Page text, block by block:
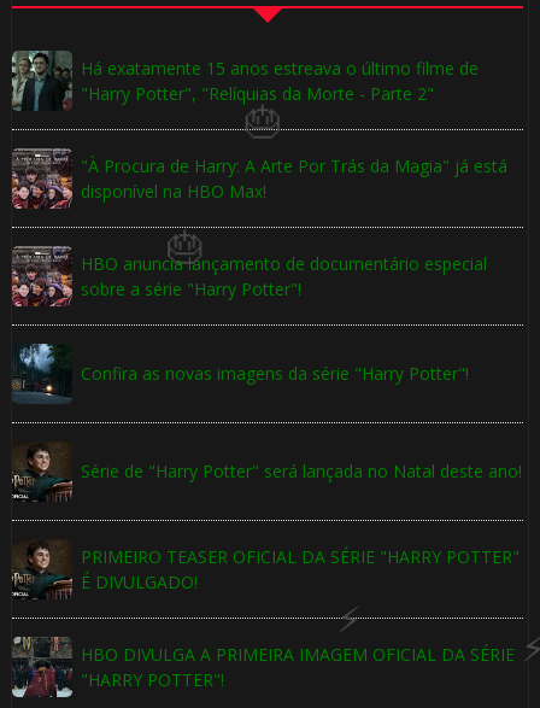
Há exatamente 15 anos estreava o último filme de
"Harry Potter", "Relíquias da Morte - Parte 2"
"À Procura de Harry: A Arte Por Trás da Magia" já está
disponível na HBO Max!
HBO anuncia lançamento de documentário especial
sobre a série "Harry Potter"!
Confira as novas imagens da série "Harry Potter"!
Série de "Harry Potter" será lançada no Natal deste ano!
PRIMEIRO TEASER OFICIAL DA SÉRIE "HARRY POTTER"
É DIVULGADO!
HBO DIVULGA A PRIMEIRA IMAGEM OFICIAL DA SÉRIE
"HARRY POTTER"!
1️⃣
1️⃣ 8️⃣
🎂